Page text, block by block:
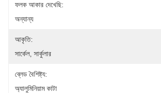
ফলক আকার দেখেছি:
অন্যান্য
আকৃতি:
সার্কেল, সার্কুলার
ব্লেড বৈশিষ্ট্য:
অ্যালুমিনিয়াম কাটা